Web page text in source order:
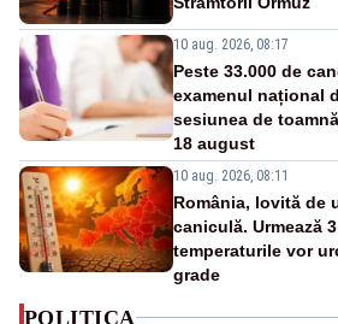
10 aug. 2026, 08:17
Peste 33.000 de
examenul național
sesiunea de
18 august
10 aug. 2026, 08:11
România, lovită de
caniculă. Urmează
temperaturile vor
grade
POLITICA